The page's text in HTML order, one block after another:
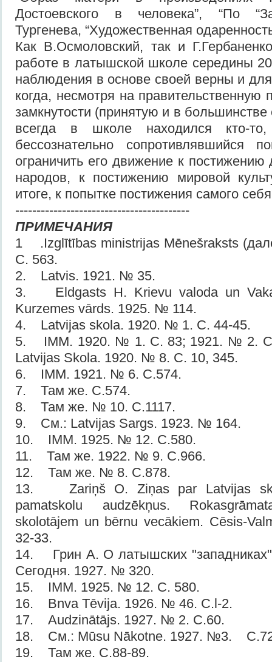
Достоевского в человека”, “По
Тургенева, “Художественная
Как В.Осмоловский, так и
работе в латышской школе середины
наблюдения в основе своей верны и
когда, несмотря на правительственную
замкнутости (принятую и в большинстве
всегда в школе находился кто-то,
бессознательно сопротивлявшийся
ограничить его движение к постижению
народов, к постижению мировой
итоге, к попытке постижения самого
-----------------------------------------
ПРИМЕЧАНИЯ
1 .Izglītības ministrijas Mēnešraksts
С. 563.
2. Latvis. 1921. № 35.
3. Eldgasts H. Krievu valoda un
Kurzemes vārds. 1925. № 114.
4. Latvijas skola. 1920. № 1. C. 44-45.
5. IMM. 1920. № 1. C. 83; 1921. № 2.
Latvijas Skola. 1920. № 8. C. 10, 345.
6. IMM. 1921. № 6. C.574.
7. Там же. C.574.
8. Там же. № 10. C.1117.
9. См.: Latvijas Sargs. 1923. № 164.
10. IMM. 1925. № 12. С.580.
11. Там же. 1922. № 9. С.966.
12. Там же. № 8. С.878.
13. Zariņš О. Ziņas par Latvijas
pamatskolu audzēkņus.
skolotājem un bērnu vecākiem. Cēsis-
32-33.
14. Грин А. О латышских
Сегодня. 1927. № 320.
15. IMM. 1925. № 12. С. 580.
16. Bnva Tēvija. 1926. № 46. C.l-2.
17. Audzinātājs. 1927. № 2. С.60.
18. См.: Mūsu Nākotne. 1927. №3.
19. Там же. С.88-89.